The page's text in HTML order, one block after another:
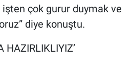
işten çok gurur duymak ve
diye konuştu.
HAZIRLIKLIYIZ’